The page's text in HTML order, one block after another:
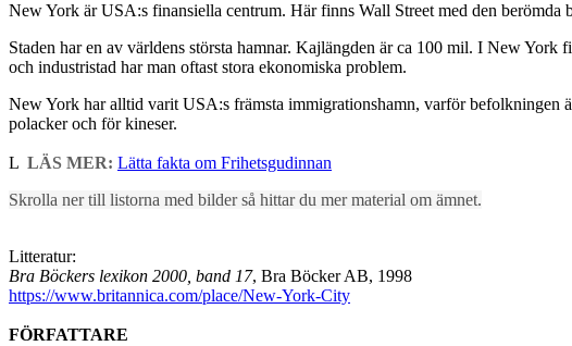
New York är USA:s finansiella centrum. Här finns Wall Street med den berömda
Staden har en av världens största hamnar. Kajlängden är ca 100 mil. I New
och industristad har man oftast stora ekonomiska problem.
New York har alltid varit USA:s främsta immigrationshamn, varför befolkningen
polacker och för kineser.
L LÄS MER: Lätta fakta om Frihetsgudinnan
Skrolla ner till listorna med bilder så hittar du mer material om ämnet.
Litteratur:
Bra Böckers lexikon 2000, band 17, Bra Böcker AB, 1998
https://www.britannica.com/place/New-York-City
FÖRFATTARE